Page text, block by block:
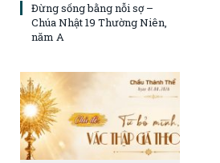
Đừng sống bằng nỗi sợ –
Chúa Nhật 19 Thường Niên,
năm A